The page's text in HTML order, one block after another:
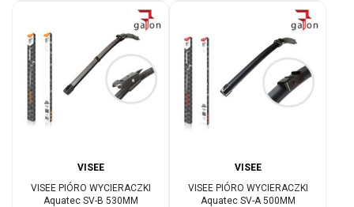
VISEE
VISEE PIÓRO WYCIERACZKI
Aquatec SV-B 530MM
VISEE
VISEE PIÓRO WYCIERACZKI
Aquatec SV-A 500MM